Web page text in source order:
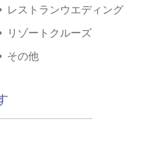
レストランウエディング
リゾートクルーズ
その他